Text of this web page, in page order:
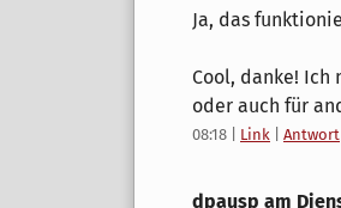
Ja, das
Cool, danke!
oder auch für
08:18 Link Antwort
dpausp am